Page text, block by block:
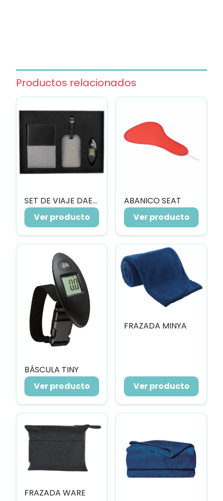
Productos relacionados
SET DE VIAJE DAEGU
Ver producto
ABANICO SEAT
Ver producto
BÁSCULA TINY
Ver producto
FRAZADA MINYA
Ver producto
FRAZADA WARE